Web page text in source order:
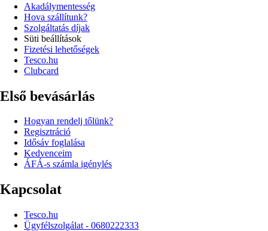
Akadálymentesség
Hova szállítunk?
Szolgáltatás díjak
Süti beállítások
Fizetési lehetőségek
Tesco.hu
Clubcard
Első bevásárlás
Hogyan rendelj tőlünk?
Regisztráció
Idősáv foglalása
Kedvenceim
ÁFÁ-s számla igénylés
Kapcsolat
Tesco.hu
Ügyfélszolgálat - 0680222333